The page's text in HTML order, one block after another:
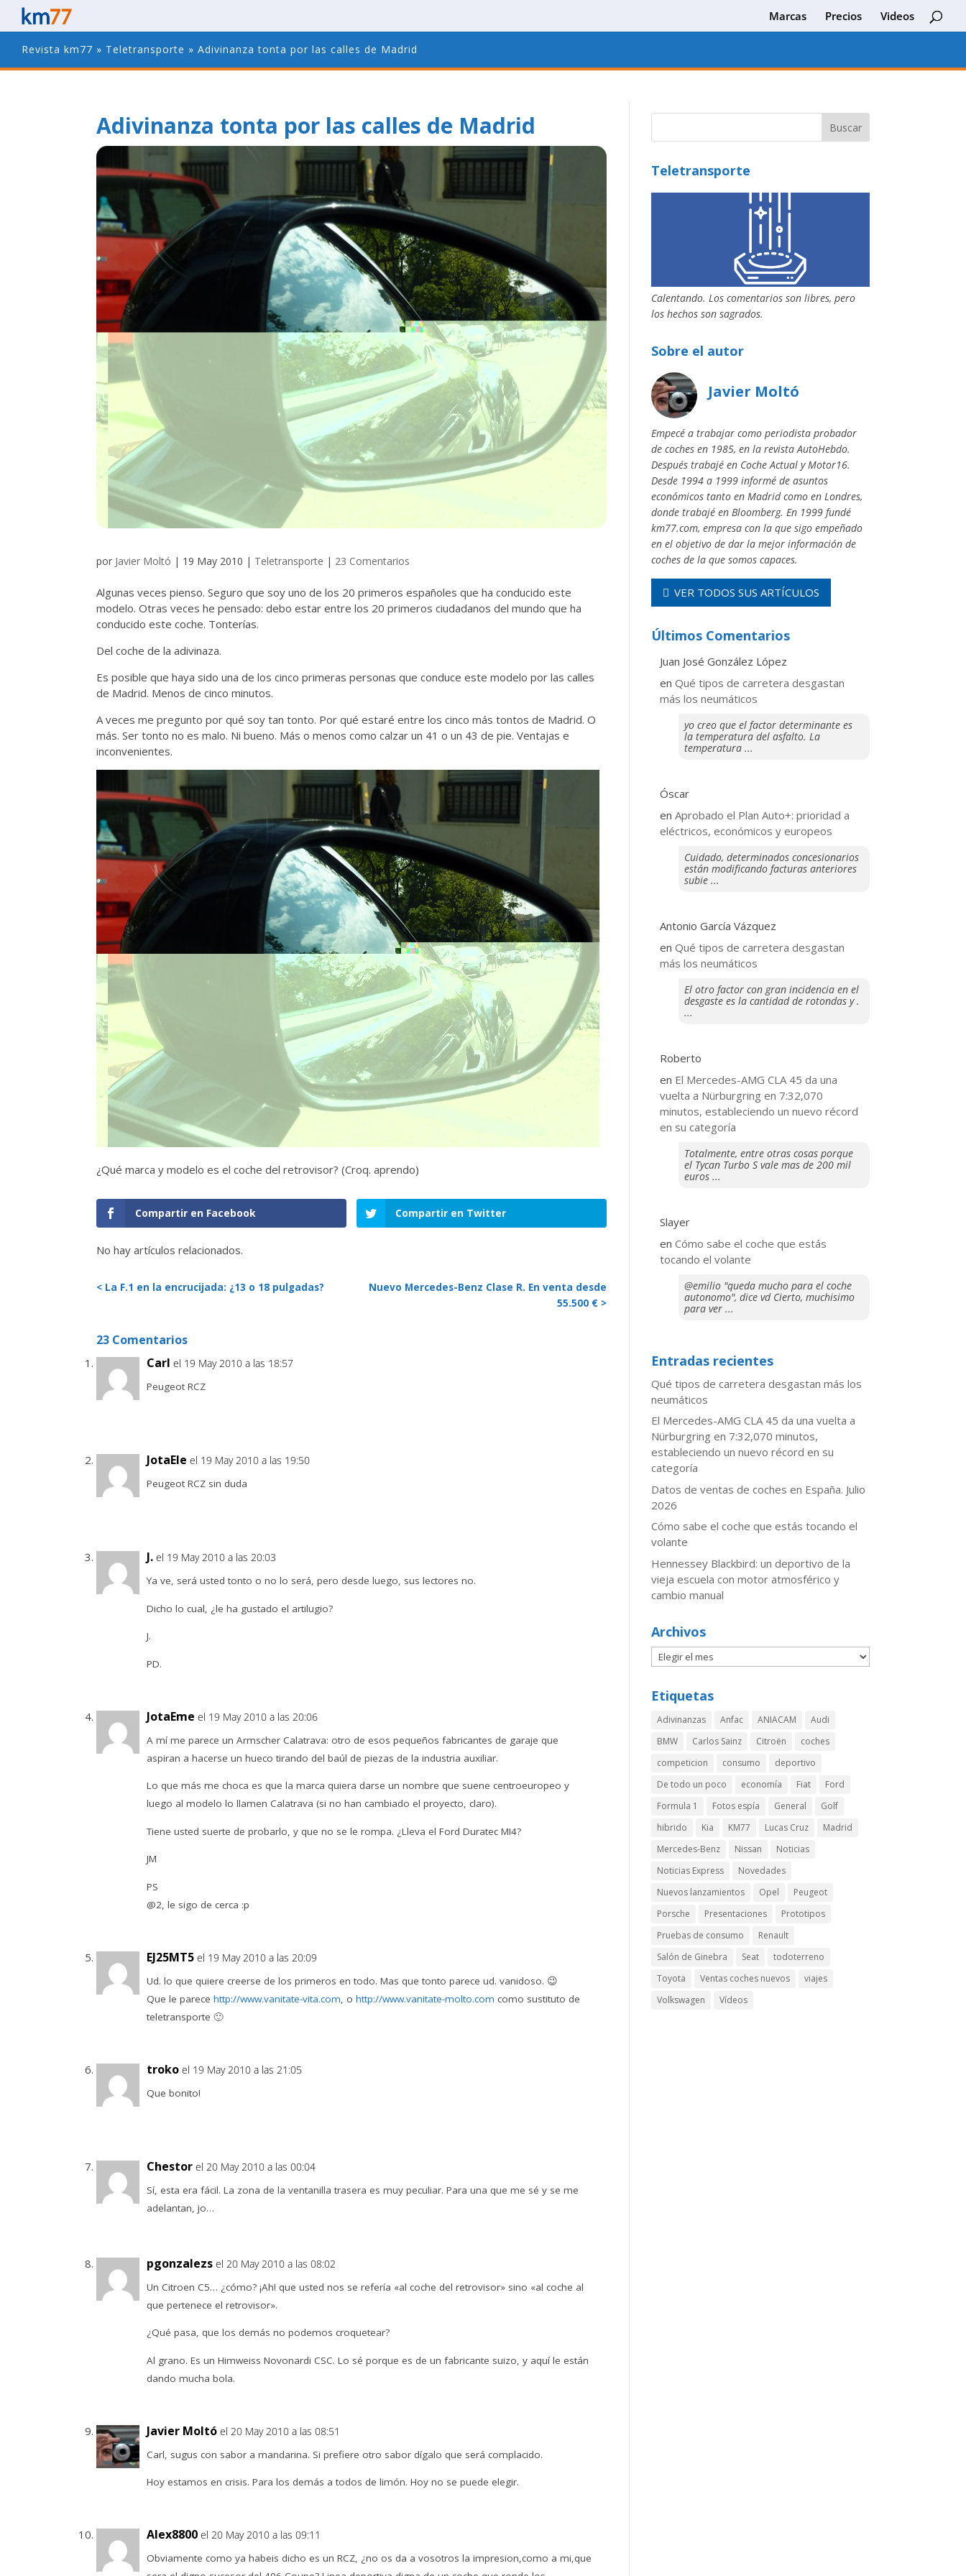
Marcas Precios Videos
Revista km77 » Teletransporte » Adivinanza tonta por las calles de Madrid
Adivinanza tonta por las calles de Madrid
por Javier Moltó | 19 May 2010 | Teletransporte | 23 Comentarios
Algunas veces pienso. Seguro que soy uno de los 20 primeros españoles que ha conducido este
modelo. Otras veces he pensado: debo estar entre los 20 primeros ciudadanos del mundo que ha
conducido este coche. Tonterías.
Del coche de la adivinaza.
Es posible que haya sido una de los cinco primeras personas que conduce este modelo por las calles
de Madrid. Menos de cinco minutos.
A veces me pregunto por qué soy tan tonto. Por qué estaré entre los cinco más tontos de Madrid. O
más. Ser tonto no es malo. Ni bueno. Más o menos como calzar un 41 o un 43 de pie. Ventajas e
inconvenientes.
¿Qué marca y modelo es el coche del retrovisor? (Croq. aprendo)
Compartir en Facebook Compartir en Twitter
No hay artículos relacionados.
< La F.1 en la encrucijada: ¿13 o 18 pulgadas?
Nuevo Mercedes-Benz Clase R. En venta desde
55.500 € >
23 Comentarios
Carl el 19 May 2010 a las 18:57
Peugeot RCZ
JotaEle el 19 May 2010 a las 19:50
Peugeot RCZ sin duda
J. el 19 May 2010 a las 20:03
Ya ve, será usted tonto o no lo será, pero desde luego, sus lectores no.
Dicho lo cual, ¿le ha gustado el artilugio?
J.
PD.
JotaEme el 19 May 2010 a las 20:06
A mí me parece un Armscher Calatrava: otro de esos pequeños fabricantes de garaje que
aspiran a hacerse un hueco tirando del baúl de piezas de la industria auxiliar.
Lo que más me choca es que la marca quiera darse un nombre que suene centroeuropeo y
luego al modelo lo llamen Calatrava (si no han cambiado el proyecto, claro).
Tiene usted suerte de probarlo, y que no se le rompa. ¿Lleva el Ford Duratec MI4?
JM
PS
@2, le sigo de cerca :p
EJ25MT5 el 19 May 2010 a las 20:09
Ud. lo que quiere creerse de los primeros en todo. Mas que tonto parece ud. vanidoso. 😉
Que le parecehttp://www.vanitate-vita.com, ohttp://www.vanitate-molto.com como sustituto de
teletransporte 🙂
troko el 19 May 2010 a las 21:05
Que bonito!
Chestor el 20 May 2010 a las 00:04
Sí, esta era fácil. La zona de la ventanilla trasera es muy peculiar. Para una que me sé y se me
adelantan, jo…
pgonzalezs el 20 May 2010 a las 08:02
Un Citroen C5… ¿cómo? ¡Ah! que usted nos se refería «al coche del retrovisor» sino «al coche al
que pertenece el retrovisor».
¿Qué pasa, que los demás no podemos croquetear?
Al grano. Es un Himweiss Novonardi CSC. Lo sé porque es de un fabricante suizo, y aquí le están
dando mucha bola.
Javier Moltó el 20 May 2010 a las 08:51
Carl, sugus con sabor a mandarina. Si prefiere otro sabor dígalo que será complacido.
Hoy estamos en crisis. Para los demás a todos de limón. Hoy no se puede elegir.
Alex8800 el 20 May 2010 a las 09:11
Obviamente como ya habeis dicho es un RCZ, ¿no os da a vosotros la impresion,como a mi,que
Teletransporte
Calentando. Los comentarios son libres, pero
los hechos son sagrados.
Sobre el autor
Javier Moltó
Empecé a trabajar como periodista probador
de coches en 1985, en la revista AutoHebdo.
Después trabajé en Coche Actual y Motor16.
Desde 1994 a 1999 informé de asuntos
económicos tanto en Madrid como en Londres,
donde trabajé en Bloomberg. En 1999 fundé
km77.com, empresa con la que sigo empeñado
en el objetivo de dar la mejor información de
coches de la que somos capaces.
VER TODOS SUS ARTÍCULOS
Últimos Comentarios
Juan José González López
enQué tipos de carretera desgastan
más los neumáticos
yo creo que el factor determinante es
la temperatura del asfalto. La
temperatura ...
Óscar
enAprobado el Plan Auto+: prioridad a
eléctricos, económicos y europeos
Cuidado, determinados concesionarios
están modificando facturas anteriores
subie ...
Antonio García Vázquez
enQué tipos de carretera desgastan
más los neumáticos
El otro factor con gran incidencia en el
desgaste es la cantidad de rotondas y .
...
Roberto
en El Mercedes-AMG CLA 45 da una
vuelta a Nürburgring en 7:32,070
minutos, estableciendo un nuevo récord
en su categoría
Totalmente, entre otras cosas porque
el Tycan Turbo S vale mas de 200 mil
euros ...
Slayer
en​Cómo sabe el coche que estás
tocando el volante
@emilio "queda mucho para el coche
autonomo", dice vd Cierto, muchisimo
para ver ...
Entradas recientes
Qué tipos de carretera desgastan más los
neumáticos
El Mercedes-AMG CLA 45 da una vuelta a
Nürburgring en 7:32,070 minutos,
estableciendo un nuevo récord en su
categoría
Datos de ventas de coches en España. Julio
2026
​Cómo sabe el coche que estás tocando el
volante
Hennessey Blackbird: un deportivo de la
vieja escuela con motor atmosférico y
cambio manual
Archivos
Etiquetas
Adivinanzas Anfac ANIACAM
Audi
BMW
Carlos Sainz Citroën
coches
competicion
consumo
deportivo
De todo un poco
economía Fiat
Ford
Formula 1
Fotos espía General
Golf
hibrido
Kia KM77 Lucas Cruz
Madrid
Mercedes-Benz
Nissan
Noticias
Noticias Express
Novedades
Nuevos lanzamientos
Opel
Peugeot
Porsche
Presentaciones
Prototipos
Pruebas de consumo
Renault
Salón de Ginebra
Seat
todoterreno
Toyota
Ventas coches nuevos
viajes
Volkswagen
Vídeos